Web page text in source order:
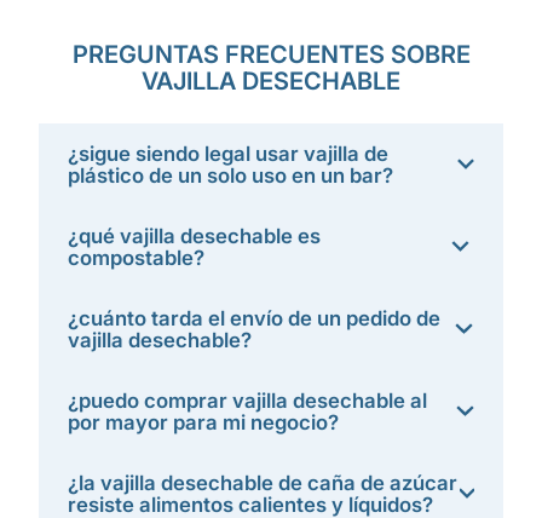
PREGUNTAS FRECUENTES SOBRE
VAJILLA DESECHABLE
¿sigue siendo legal usar vajilla de
plástico de un solo uso en un bar?
¿qué vajilla desechable es
compostable?
¿cuánto tarda el envío de un pedido de
vajilla desechable?
¿puedo comprar vajilla desechable al
por mayor para mi negocio?
¿la vajilla desechable de caña de azúcar
resiste alimentos calientes y líquidos?